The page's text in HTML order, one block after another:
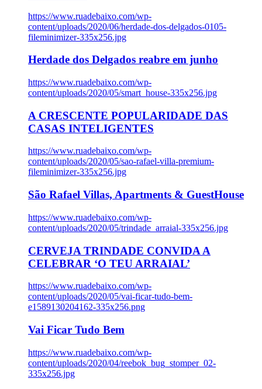
https://www.ruadebaixo.com/wp-
content/uploads/2020/06/herdade-dos-delgados-0105-
fileminimizer-335x256.jpg
Herdade dos Delgados reabre em junho
https://www.ruadebaixo.com/wp-
content/uploads/2020/05/smart_house-335x256.jpg
A CRESCENTE POPULARIDADE DAS
CASAS INTELIGENTES
https://www.ruadebaixo.com/wp-
content/uploads/2020/05/sao-rafael-villa-premium-
fileminimizer-335x256.jpg
São Rafael Villas, Apartments & GuestHouse
https://www.ruadebaixo.com/wp-
content/uploads/2020/05/trindade_arraial-335x256.jpg
CERVEJA TRINDADE CONVIDA A
CELEBRAR ‘O TEU ARRAIAL’
https://www.ruadebaixo.com/wp-
content/uploads/2020/05/vai-ficar-tudo-bem-
e1589130204162-335x256.png
Vai Ficar Tudo Bem
https://www.ruadebaixo.com/wp-
content/uploads/2020/04/reebok_bug_stomper_02-
335x256.jpg